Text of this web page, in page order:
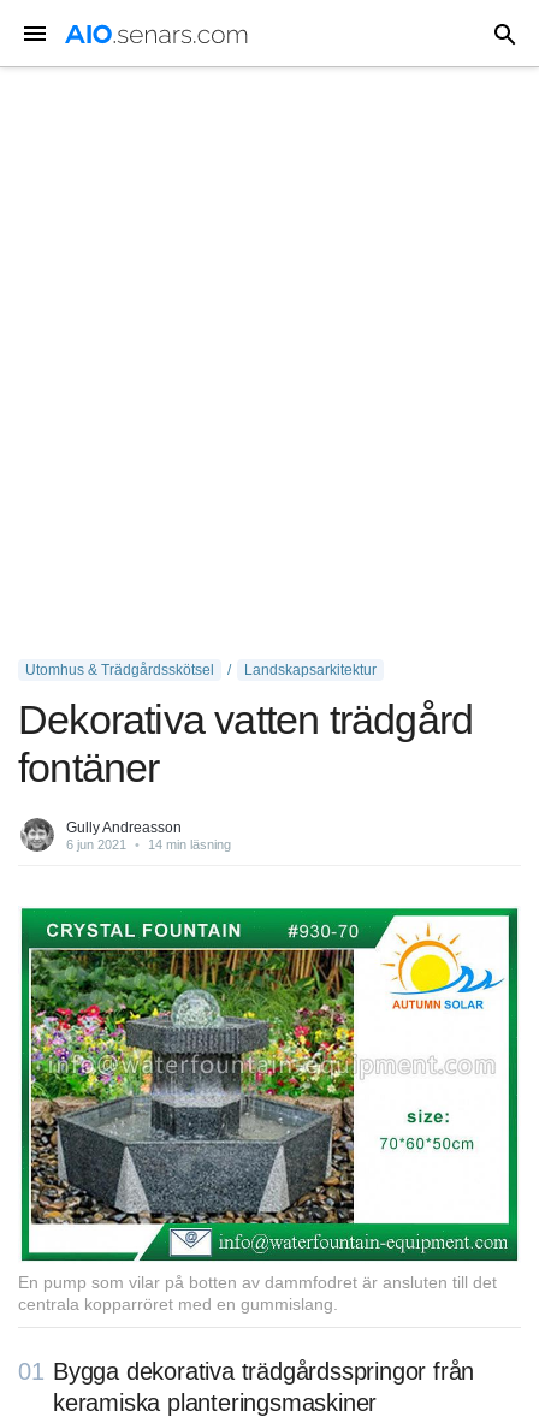
Utomhus & Trädgårdsskötsel Landskapsarkitektur
Dekorativa vatten trädgård
fontäner
Gully Andreasson
6 jun 2021 • 14 min läsning
En pump som vilar på botten av dammfodret är ansluten till det
centrala kopparröret med en gummislang.
01 Bygga dekorativa trädgårdsspringor från
keramiska planteringsmaskiner